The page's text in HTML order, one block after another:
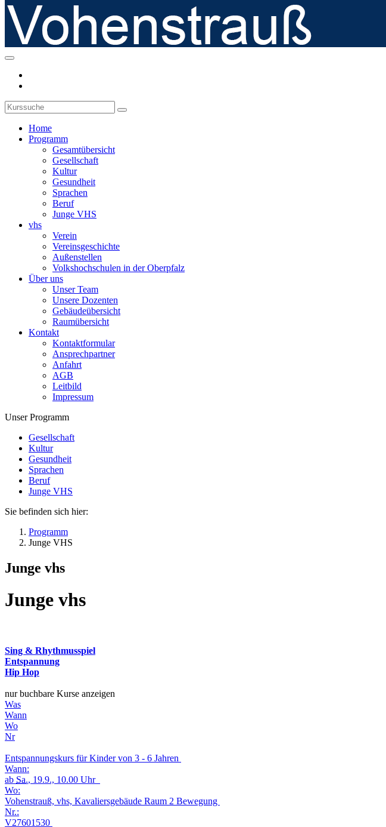
Home
Programm
Gesamtübersicht
Gesellschaft
Kultur
Gesundheit
Sprachen
Beruf
Junge VHS
vhs
Verein
Vereinsgeschichte
Außenstellen
Volkshochschulen in der Oberpfalz
Über uns
Unser Team
Unsere Dozenten
Gebäudeübersicht
Raumübersicht
Kontakt
Kontaktformular
Ansprechpartner
Anfahrt
AGB
Leitbild
Impressum
Unser Programm
Gesellschaft
Kultur
Gesundheit
Sprachen
Beruf
Junge VHS
Sie befinden sich hier:
Programm
Junge VHS
Junge vhs
Junge vhs
Sing & Rhythmusspiel
Entspannung
Hip Hop
nur buchbare Kurse anzeigen
Was
Wann
Wo
Nr
Entspannungskurs für Kinder von 3 - 6 Jahren
Wann:
ab Sa., 19.9., 10.00 Uhr
Wo:
Vohenstrauß, vhs, Kavaliersgebäude Raum 2 Bewegung
Nr.:
V27601530